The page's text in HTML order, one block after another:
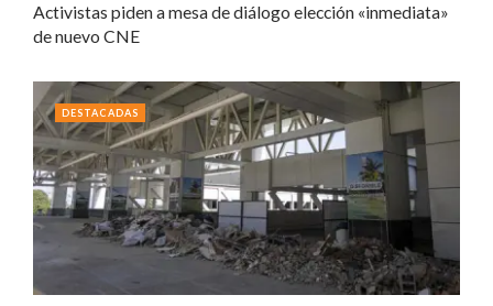
Activistas piden a mesa de diálogo elección «inmediata»
de nuevo CNE
DESTACADAS